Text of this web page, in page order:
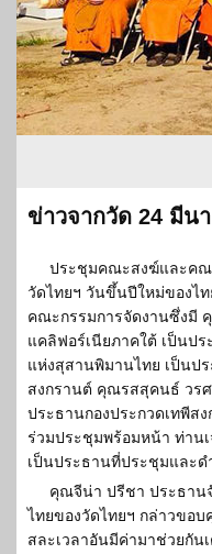
ข่าวจากวัด 24 มีน
ประชุมคณะสงฆ์และคณ
วัดไทยฯ วันขึ้นปีใหม่ของไ
คณะกรรมการจัดงานซึ่งมี
แคลิฟอร์เนียภาคใต้ เป็น
แห่งสุสานพิมานไทย เป็นป
สงกรานต์ คุณรสสุคนธ์ ว
ประธานกองประกวดเทพีส
ร่วมประชุมพร้อมหน้า ท่าน
เป็นประธานที่ประชุมและด
คุณจีน่า ปรีชา ประธาน
ไทยของวัดไทยฯ กล่าวขอ
สละเวลาอันมีค่ามาช่วยกัน